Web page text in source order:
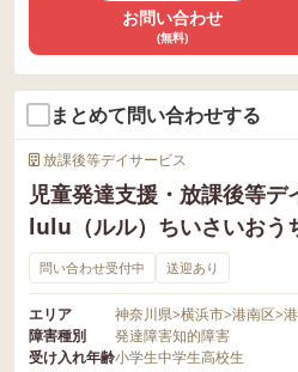
お問い合わせ
(無料)
まとめて問い合わせする
放課後等デイサービス
児童発達支援・放課後等デ
lulu（ルル）ちいさいおう
問い合わせ受付中 送迎あり
エリア 神奈川県>横浜市>港南区>
障害種別
発達障害知的障害
受け入れ年齢小学生中学生高校生